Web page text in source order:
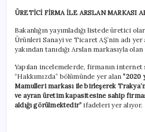
ÜRETİCİ FİRMA İLE ARSLAN MARKASI
Bakanlığın yayımladığı listede üretici
Ürünleri Sanayi ve Ticaret AŞ’nin adı
yakından tanıdığı Arslan markasıyla
Yapılan incelemelerde, firmanın
“Hakkımızda” bölümünde yer alan“2020
Mamulleri markası ile birleşerek
ve ayran üretim kapasitesine sahip
aldığı görülmektedir” ifadeleri yer alıyor.